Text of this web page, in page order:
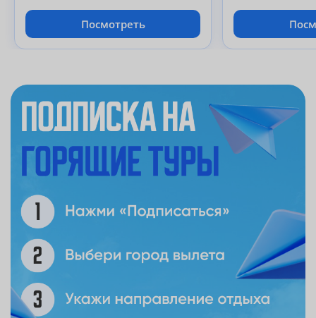
Посмотреть